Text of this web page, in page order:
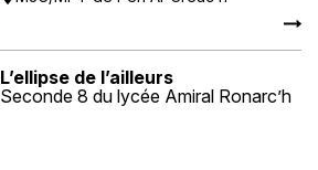
L’ellipse de l’ailleurs
Seconde 8 du lycée Amiral Ronarc’h